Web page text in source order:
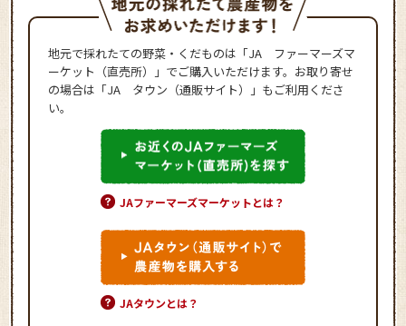
地元で採れたての野菜・くだものは「JA ファーマーズマ
ーケット（直売所）」でご購入いただけます。お取り寄せ
の場合は「JA タウン（通販サイト）」もご利用くださ
い。
JAファーマーズマーケットとは？
JAタウンとは？